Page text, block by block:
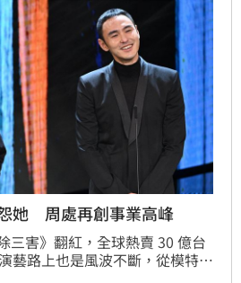
她 周處再創事業高峰
三害》翻紅，全球熱賣 30 億台
藝路上也是風波不斷，從模特兒